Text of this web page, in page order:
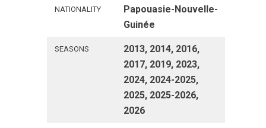
NATIONALITY
Papouasie-Nouvelle-
Guinée
SEASONS
2013, 2014, 2016,
2017, 2019, 2023,
2024, 2024-2025,
2025, 2025-2026,
2026